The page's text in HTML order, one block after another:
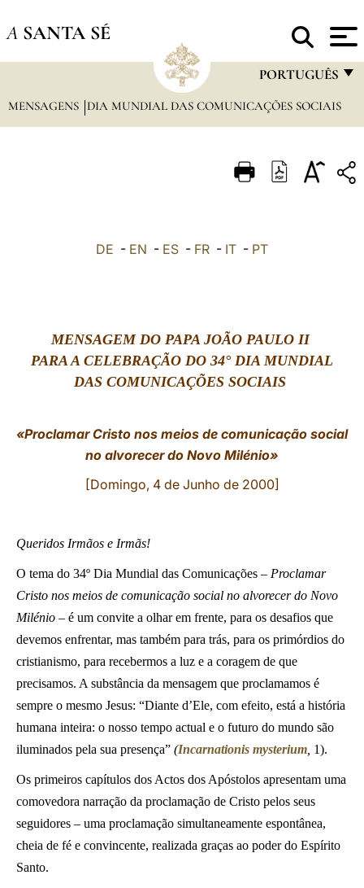
A SANTA SÉ
PORTUGUÊS
FRANÇAIS
ITALIANO
中文
LATINE
MENSAGENS DIA MUNDIAL DAS COMUNICAÇÕES SOCIAIS
DE - EN - ES - FR - IT - PT
MENSAGEM DO PAPA JOÃO PAULO II
PARA A CELEBRAÇÃO DO 34° DIA MUNDIAL
DAS COMUNICAÇÕES SOCIAIS
«Proclamar Cristo nos meios de comunicação social
no alvorecer do Novo Milénio»
[Domingo, 4 de Junho de 2000]
Queridos Irmãos e Irmãs!
O tema do 34º Dia Mundial das Comunicações – Proclamar
Cristo nos meios de comunicação social no alvorecer do Novo
Milénio – é um convite a olhar em frente, para os desafios que
devemos enfrentar, mas também para trás, para os primórdios do
cristianismo, para recebermos a luz e a coragem de que
precisamos. A substância da mensagem que proclamamos é
sempre o mesmo Jesus: “Diante d’Ele, com efeito, está a história
humana inteira: o nosso tempo actual e o futuro do mundo são
iluminados pela sua presença” (Incarnationis mysterium 1).
Os primeiros capítulos dos Actos dos Apóstolos apresentam uma
comovedora narração da proclamação de Cristo pelos seus
seguidores – uma proclamação simultaneamente espontânea,
cheia de fé e convincente, realizada graças ao poder do Espírito
Santo.